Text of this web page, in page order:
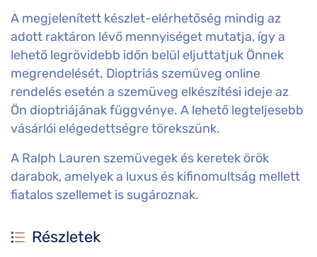
A megjelenített készlet-elérhetőség mindig az
adott raktáron lévő mennyiséget mutatja, így a
lehető legrövidebb időn belül eljuttatjuk Önnek
megrendelését. Dioptriás szemüveg online
rendelés esetén a szemüveg elkészítési ideje az
Ön dioptriájának függvénye. A lehető legteljesebb
vásárlói elégedettségre törekszünk.
A Ralph Lauren szemüvegek és keretek örök
darabok, amelyek a luxus és kifinomultság mellett
fiatalos szellemet is sugároznak.
Részletek